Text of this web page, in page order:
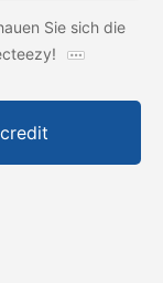
Sie sich die